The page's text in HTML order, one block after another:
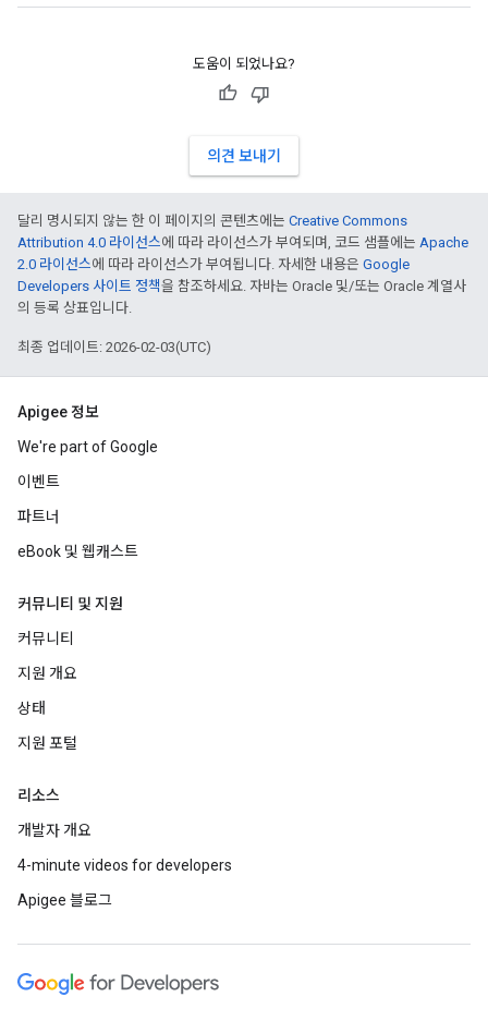
도움이 되었나요?
의견 보내기
달리 명시되지 않는 한 이 페이지의 콘텐츠에는 Creative Commons
Attribution 4.0 라이선스에 따라 라이선스가 부여되며, 코드 샘플에는 Apache
2.0 라이선스에 따라 라이선스가 부여됩니다. 자세한 내용은 Google
Developers 사이트 정책을 참조하세요. 자바는 Oracle 및/또는 Oracle 계열사
의 등록 상표입니다.
최종 업데이트: 2026-02-03(UTC)
Apigee 정보
We're part of Google
이벤트
파트너
eBook 및 웹캐스트
커뮤니티 및 지원
커뮤니티
지원 개요
상태
지원 포털
리소스
개발자 개요
4-minute videos for developers
Apigee 블로그